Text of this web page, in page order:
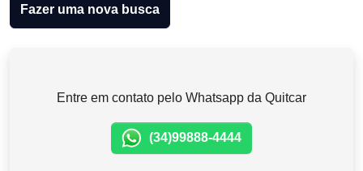
Fazer uma nova busca
Entre em contato pelo Whatsapp da Quitcar
(34)99888-4444